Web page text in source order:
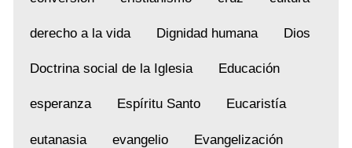
derecho a la vida Dignidad humana Dios
Doctrina social de la Iglesia Educación
esperanza Espíritu Santo Eucaristía
eutanasia evangelio Evangelización